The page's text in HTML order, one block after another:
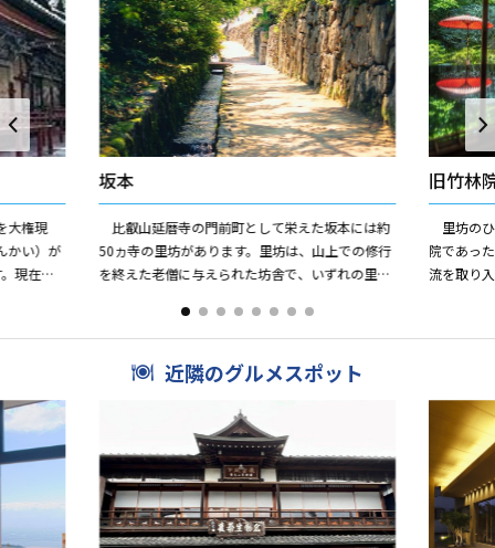
大権現
かい）が
現在の
坂本
比叡山延暦寺の門前町として栄えた坂本には約
50ヵ寺の里坊があります。里坊は、山上での修行
を終えた老僧に与えられた坊舎で、いずれの里坊
たみごとな庭園があり、...
旧竹林
里坊の
院であっ
流を取り
近隣のグルメスポット